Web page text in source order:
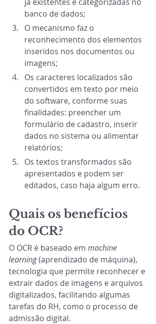
banco de dados;
O mecanismo faz o
reconhecimento dos elementos
inseridos nos documentos ou
imagens;
Os caracteres localizados são
convertidos em texto por meio
do software, conforme suas
finalidades: preencher um
formulário de cadastro, inserir
dados no sistema ou alimentar
relatórios;
Os textos transformados são
apresentados e podem ser
editados, caso haja algum erro.
Quais os benefícios
do OCR?
O OCR é baseado em machine
learning (aprendizado de máquina),
tecnologia que permite reconhecer e
extrair dados de imagens e arquivos
digitalizados, facilitando algumas
tarefas do RH, como o processo de
admissão digital.